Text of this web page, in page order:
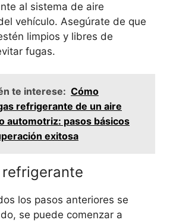
al sistema de aire
vehículo. Asegúrate de que
limpios y libres de
fugas.
te interese: Cómo
refrigerante de un aire
automotriz: pasos básicos
exitosa
los pasos anteriores se
se puede comenzar a